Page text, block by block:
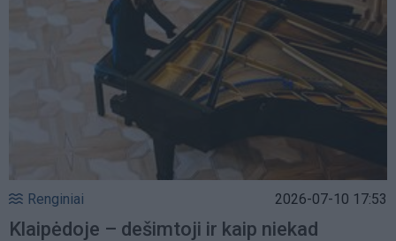
Renginiai 2026-07-10 17:53
Klaipėdoje – dešimtoji ir kaip niekad